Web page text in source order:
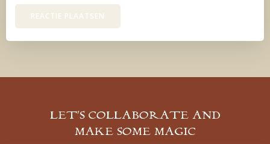
LET’S COLLABORATE AND
MAKE SOME MAGIC